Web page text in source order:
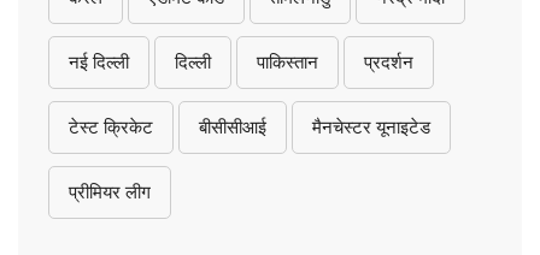
नई दिल्ली दिल्ली पाकिस्तान प्रदर्शन
टेस्ट क्रिकेट बीसीसीआई मैनचेस्टर यूनाइटेड
प्रीमियर लीग